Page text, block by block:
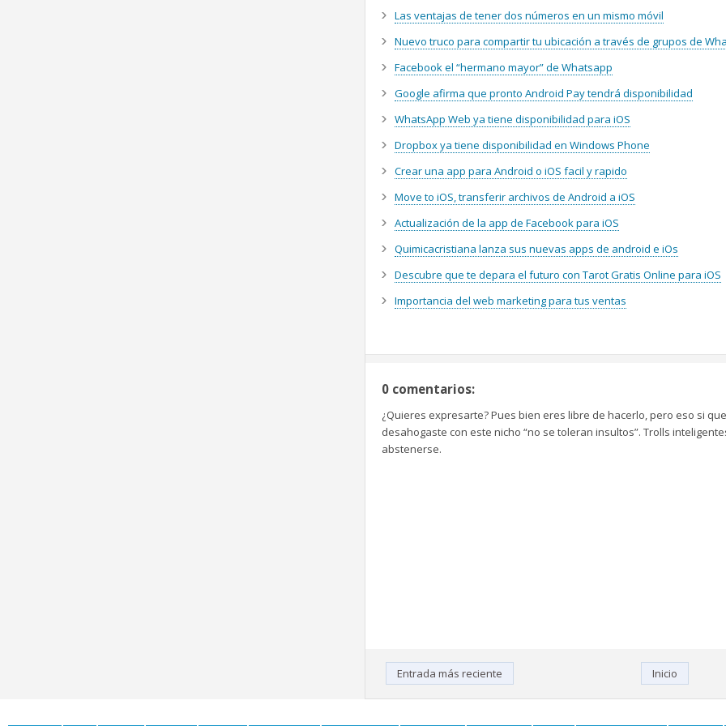
Las ventajas de tener dos números en un mismo móvil
Nuevo truco para compartir tu ubicación a través de grupos de
Facebook el “hermano mayor” de Whatsapp
Google afirma que pronto Android Pay tendrá disponibilidad
WhatsApp Web ya tiene disponibilidad para iOS
Dropbox ya tiene disponibilidad en Windows Phone
Crear una app para Android o iOS facil y rapido
Move to iOS, transferir archivos de Android a iOS
Actualización de la app de Facebook para iOS
Quimicacristiana lanza sus nuevas apps de android e iOs
Descubre que te depara el futuro con Tarot Gratis Online para iOS
Importancia del web marketing para tus ventas
0 comentarios:
¿Quieres expresarte? Pues bien eres libre de hacerlo, pero eso si
desahogaste con este nicho “no se toleran insultos”. Trolls
abstenerse.
Entrada más reciente Inicio